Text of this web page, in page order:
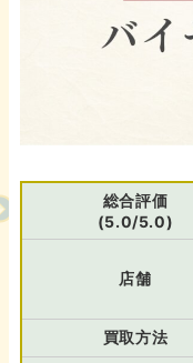
総合評価
(5.0/5.0)
店舗
買取方法